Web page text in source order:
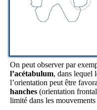
On peut observer par
l’acétabulum, dans lequel
l’orientation peut être
hanches (orientation
limité dans les